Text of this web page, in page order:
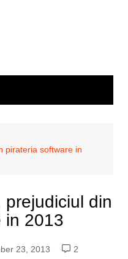
pirateria software in
din
in 2013
23, 2013
2